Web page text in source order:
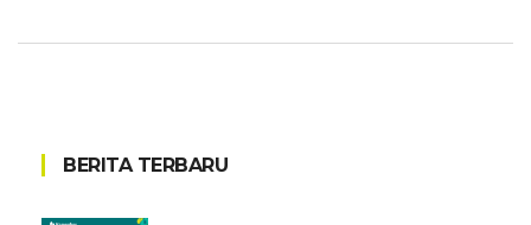
BERITA TERBARU